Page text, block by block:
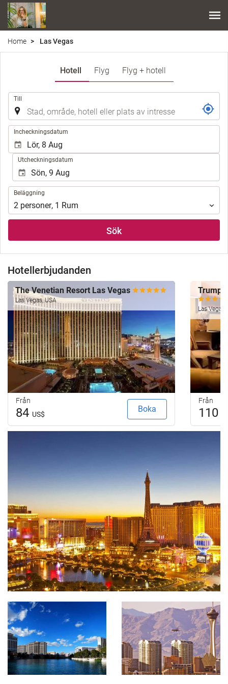
Home Las Vegas
Hotell Flyg Flyg + hotell
Till
Incheckningsdatum
Utcheckningsdatum
Beläggning
Beläggning
2 personer, 1 Rum
Sök
Hotellerbjudanden
The Venetian Resort Las Vegas
Las Vegas, USA
Från
84 US$
Boka
Trump
Las Vegas,
Från
110